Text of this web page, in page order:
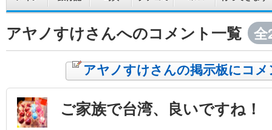
アヤノすけさんへのコメント一覧 全
アヤノすけさんの掲示板にコ
ご家族で台湾、良いですね！